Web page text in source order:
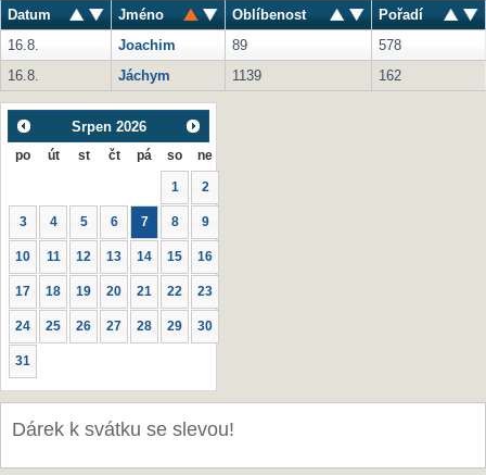
Datum Jméno Oblíbenost
Pořadí
16.8.
Joachim 89
578
16.8.
Jáchym 1139 162
Srpen 2026
po út st čt pá so ne
1 2
3 4 5 6 7 8 9
10 11 12 13 14 15 16
17 18 19 20 21 22 23
24 25 26 27 28 29 30
31
Dárek k svátku se slevou!